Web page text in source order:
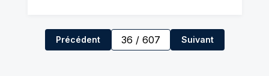
Précédent 36 / 607 Suivant